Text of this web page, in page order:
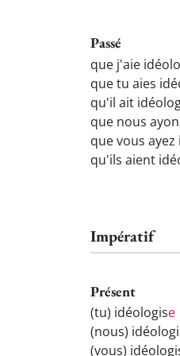
Passé
que j'aie
que tu aies
qu'il ait
que nous
que vous
qu'ils aient
Impératif
Présent
(tu) idéologise
(nous)
(vous)